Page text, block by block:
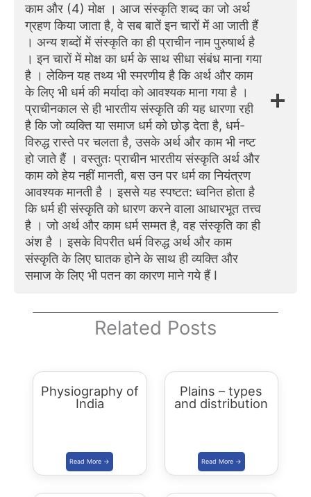
काम और (4) मोक्ष । आज संस्कृति शब्द का जो अर्थ
ग्रहण किया जाता है, वे सब बातें इन चारों में आ जाती हैं
। अन्य शब्दों में संस्कृति का ही प्राचीन नाम पुरुषार्थ है
। इन चारों में मोक्ष का धर्म के साथ सीधा संबंध माना गया
है । लेकिन यह तथ्य भी स्मरणीय है कि अर्थ और काम
के लिए भी धर्म की मर्यादा को आवश्यक माना गया है ।
प्राचीनकाल से ही भारतीय संस्कृति की यह धारणा रही
है कि जो व्यक्ति या समाज धर्म को छोड़ देता है, धर्म-
विरुद्ध रास्ते पर चलता है, उसके अर्थ और काम भी नष्ट
हो जाते हैं । वस्तुतः प्राचीन भारतीय संस्कृति अर्थ और
काम को हेय नहीं मानती, बस उन पर धर्म का नियंत्रण
आवश्यक मानती है । इससे यह स्पष्टत: ध्वनित होता है
कि धर्म ही संस्कृति को धारण करने वाला आधारभूत तत्त्व
है । जो अर्थ और काम धर्म सम्मत है, वह संस्कृति का ही
अंश है । इसके विपरीत धर्म विरुद्ध अर्थ और काम
संस्कृति के लिए घातक होने के साथ ही व्यक्ति और
समाज के लिए भी पतन का कारण माने गये हैं I
Related Posts
Physiography of
India
Plains – types
and distribution